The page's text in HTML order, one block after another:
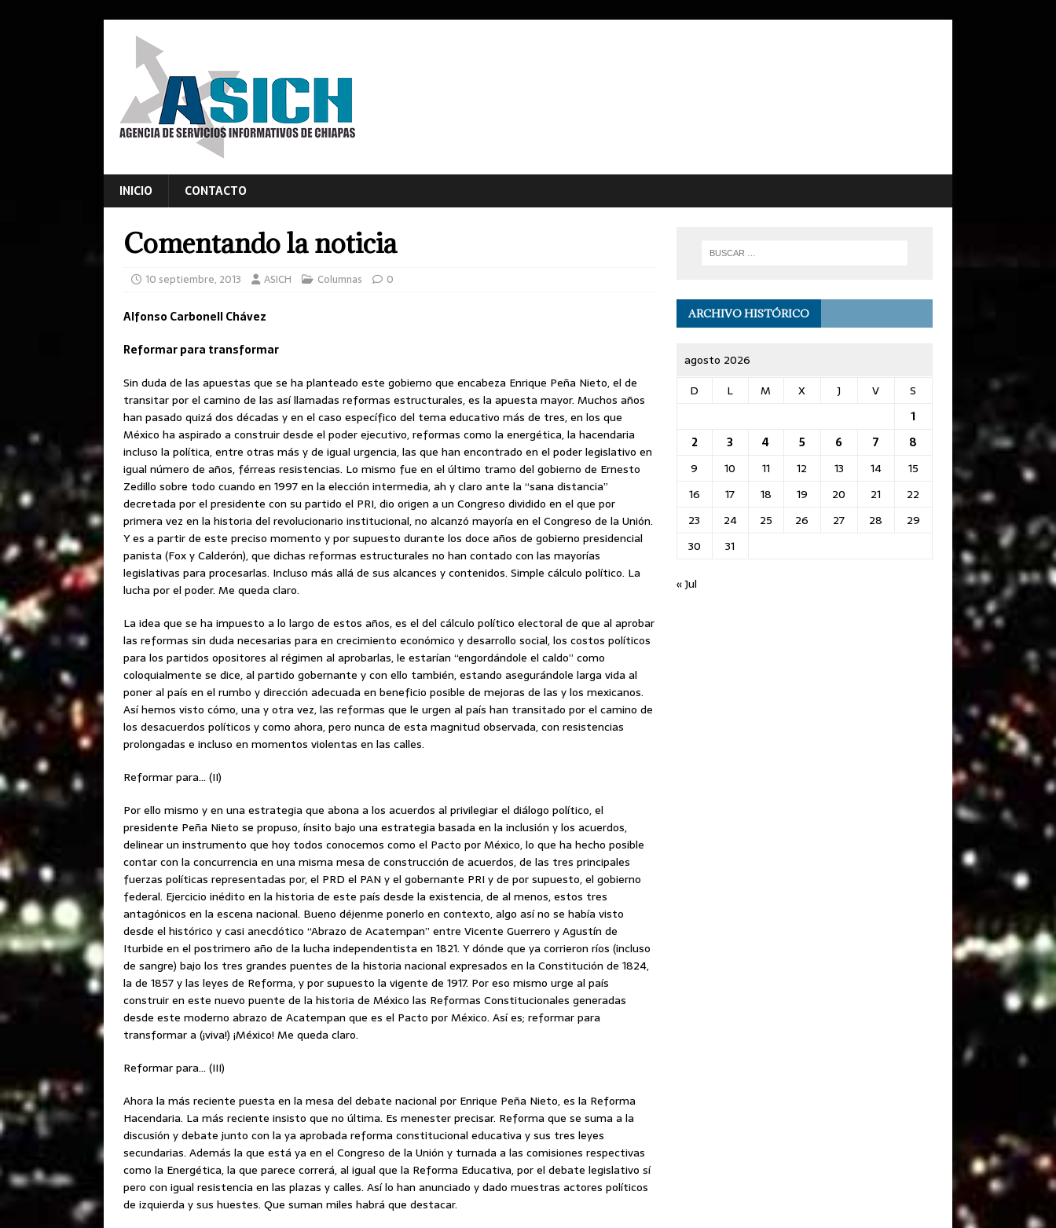
INICIO CONTACTO
Comentando la noticia
10 septiembre, 2013 ASICH Columnas 0
Alfonso Carbonell Chávez
Reformar para transformar
Sin duda de las apuestas que se ha planteado este gobierno que encabeza Enrique Peña Nieto, el de
transitar por el camino de las así llamadas reformas estructurales, es la apuesta mayor. Muchos años
han pasado quizá dos décadas y en el caso específico del tema educativo más de tres, en los que
México ha aspirado a construir desde el poder ejecutivo, reformas como la energética, la hacendaria
incluso la política, entre otras más y de igual urgencia, las que han encontrado en el poder legislativo en
igual número de años, férreas resistencias. Lo mismo fue en el último tramo del gobierno de Ernesto
Zedillo sobre todo cuando en 1997 en la elección intermedia, ah y claro ante la “sana distancia”
decretada por el presidente con su partido el PRI, dio origen a un Congreso dividido en el que por
primera vez en la historia del revolucionario institucional, no alcanzó mayoría en el Congreso de la Unión.
Y es a partir de este preciso momento y por supuesto durante los doce años de gobierno presidencial
panista (Fox y Calderón), que dichas reformas estructurales no han contado con las mayorías
legislativas para procesarlas. Incluso más allá de sus alcances y contenidos. Simple cálculo político. La
lucha por el poder. Me queda claro.
La idea que se ha impuesto a lo largo de estos años, es el del cálculo político electoral de que al aprobar
las reformas sin duda necesarias para en crecimiento económico y desarrollo social, los costos políticos
para los partidos opositores al régimen al aprobarlas, le estarían “engordándole el caldo” como
coloquialmente se dice, al partido gobernante y con ello también, estando asegurándole larga vida al
poner al país en el rumbo y dirección adecuada en beneficio posible de mejoras de las y los mexicanos.
Así hemos visto cómo, una y otra vez, las reformas que le urgen al país han transitado por el camino de
los desacuerdos políticos y como ahora, pero nunca de esta magnitud observada, con resistencias
prolongadas e incluso en momentos violentas en las calles.
Reformar para… (II)
Por ello mismo y en una estrategia que abona a los acuerdos al privilegiar el diálogo político, el
presidente Peña Nieto se propuso, ínsito bajo una estrategia basada en la inclusión y los acuerdos,
delinear un instrumento que hoy todos conocemos como el Pacto por México, lo que ha hecho posible
contar con la concurrencia en una misma mesa de construcción de acuerdos, de las tres principales
fuerzas políticas representadas por, el PRD el PAN y el gobernante PRI y de por supuesto, el gobierno
federal. Ejercicio inédito en la historia de este país desde la existencia, de al menos, estos tres
antagónicos en la escena nacional. Bueno déjenme ponerlo en contexto, algo así no se había visto
desde el histórico y casi anecdótico “Abrazo de Acatempan” entre Vicente Guerrero y Agustín de
Iturbide en el postrimero año de la lucha independentista en 1821. Y dónde que ya corrieron ríos (incluso
de sangre) bajo los tres grandes puentes de la historia nacional expresados en la Constitución de 1824,
la de 1857 y las leyes de Reforma, y por supuesto la vigente de 1917. Por eso mismo urge al país
construir en este nuevo puente de la historia de México las Reformas Constitucionales generadas
desde este moderno abrazo de Acatempan que es el Pacto por México. Así es; reformar para
transformar a (¡viva!) ¡México! Me queda claro.
Reformar para… (III)
Ahora la más reciente puesta en la mesa del debate nacional por Enrique Peña Nieto, es la Reforma
Hacendaria. La más reciente insisto que no última. Es menester precisar. Reforma que se suma a la
discusión y debate junto con la ya aprobada reforma constitucional educativa y sus tres leyes
secundarias. Además la que está ya en el Congreso de la Unión y turnada a las comisiones respectivas
como la Energética, la que parece correrá, al igual que la Reforma Educativa, por el debate legislativo sí
pero con igual resistencia en las plazas y calles. Así lo han anunciado y dado muestras actores políticos
de izquierda y sus huestes. Que suman miles habrá que destacar.
ARCHIVO HISTÓRICO
agosto 2026
D
L M X J V
S
1
2
3 4 5 6 7
8
9
10 11 12 13 14
15
16
17 18 19 20 21
22
23
24 25 26 27 28
29
30
31
« Jul